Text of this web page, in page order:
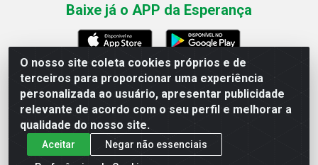
O nosso site coleta cookies próprios e de
terceiros para proporcionar uma experiência
personalizada ao usuário, apresentar publicidade
relevante de acordo com o seu perfil e melhorar a
qualidade do nosso site.
Aceitar
Negar não essenciais
Baixe já o APP da Esperança
Esperança Nordeste - Rua Professor Caldas Filho, 291 -
Estância - Recife / PE CEP: 50771-335 - CNPJ
03.666.136/0001-23